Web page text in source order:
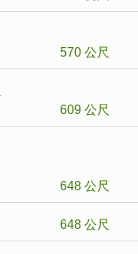
570 公尺
609 公尺
648 公尺
648 公尺